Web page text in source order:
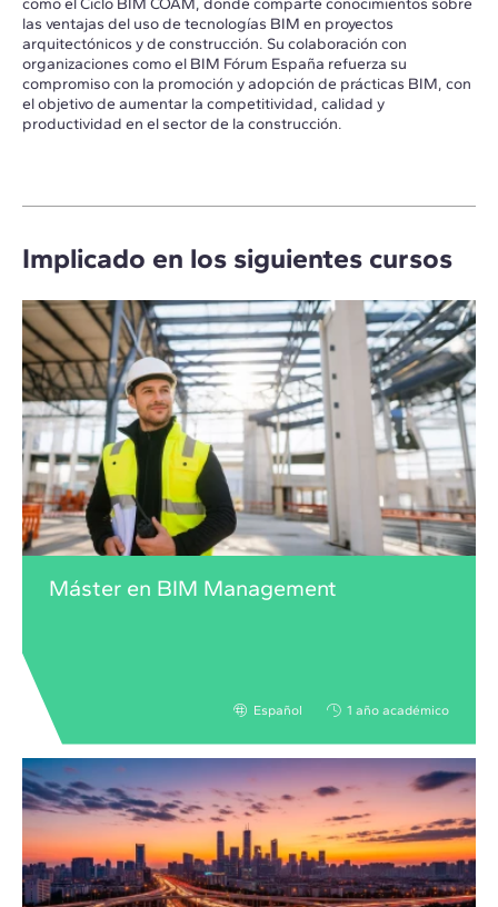
las ventajas del uso de tecnologías BIM en proyectos
arquitectónicos y de construcción. Su colaboración con
organizaciones como el BIM Fórum España refuerza su
compromiso con la promoción y adopción de prácticas BIM, con
el objetivo de aumentar la competitividad, calidad y
productividad en el sector de la construcción.
Implicado en los siguientes cursos
Máster en BIM Management
Español 1 año académico